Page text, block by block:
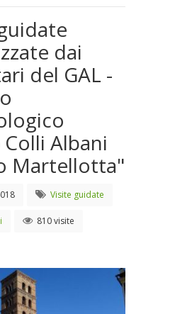
dai
del GAL -
Albani
Martellotta"
Visite guidate
810 visite